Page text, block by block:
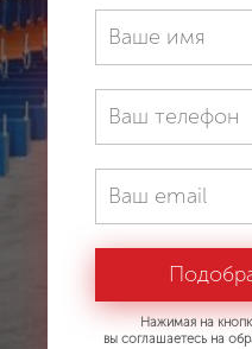
Нажимая на
вы соглашаетесь на